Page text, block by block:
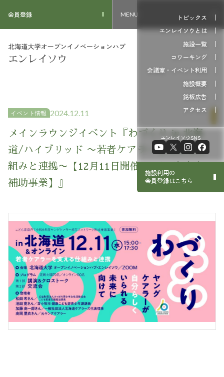
トピックス
エンレイソウとは
施設一覧
コワーキング
会議室・イベント利用
施設概要
銘板広告
アクセス
エンレイソウSNS
施設利用の
会員登録はこちら
会員登録 MENU
イベント情報 2024.12.11
メインラウンジイベント『わづくり in 北海
道/ハイブリッド 〜若者ケアラーを支える仕
組みと連携〜【12月11日開催 こども家庭庁
補助事業】』